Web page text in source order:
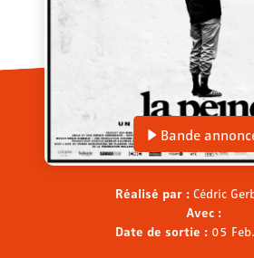
Bande
Réalisé par : Cédric
Avec :
Date de sortie : 05